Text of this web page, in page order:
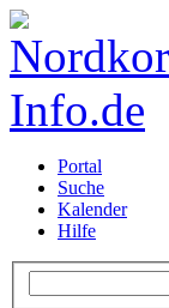
Portal
Suche
Kalender
Hilfe